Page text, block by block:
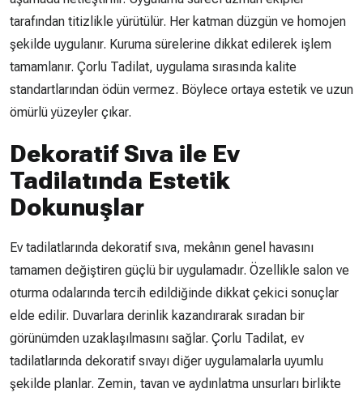
tarafından titizlikle yürütülür. Her katman düzgün ve homojen
şekilde uygulanır. Kuruma sürelerine dikkat edilerek işlem
tamamlanır. Çorlu Tadilat, uygulama sırasında kalite
standartlarından ödün vermez. Böylece ortaya estetik ve uzun
ömürlü yüzeyler çıkar.
Dekoratif Sıva ile Ev
Tadilatında Estetik
Dokunuşlar
Ev tadilatlarında dekoratif sıva, mekânın genel havasını
tamamen değiştiren güçlü bir uygulamadır. Özellikle salon ve
oturma odalarında tercih edildiğinde dikkat çekici sonuçlar
elde edilir. Duvarlara derinlik kazandırarak sıradan bir
görünümden uzaklaşılmasını sağlar. Çorlu Tadilat, ev
tadilatlarında dekoratif sıvayı diğer uygulamalarla uyumlu
şekilde planlar. Zemin, tavan ve aydınlatma unsurları birlikte